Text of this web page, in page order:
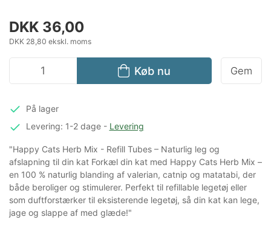
DKK 36,00
DKK 28,80 ekskl. moms
Køb nu Gem
På lager
Levering: 1-2 dage- Levering
"Happy Cats Herb Mix - Refill Tubes – Naturlig leg og
afslapning til din kat Forkæl din kat med Happy Cats Herb Mix –
en 100 % naturlig blanding af valerian, catnip og matatabi, der
både beroliger og stimulerer. Perfekt til refillable legetøj eller
som duftforstærker til eksisterende legetøj, så din kat kan lege,
jage og slappe af med glæde!"